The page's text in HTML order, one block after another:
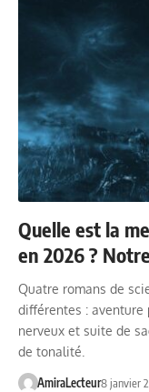
Quelle est la
en 2026 ?
Quatre romans de
différentes : aventure
nerveux et suite de
de tonalité.
AmiraLecteur8 janvier